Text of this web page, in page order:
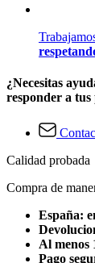
¿Necesitas
responder a tus
Calidad probada
Compra de
España:
Al menos
Pago